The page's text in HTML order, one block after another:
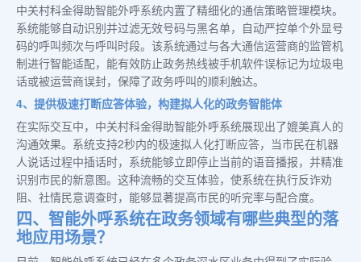
中关村科金得助智能外呼系统内置了精细化的通信策略管理模块。
系统能够自动识别并过滤无效号码与黑名单，自动严控单个外显号
码的呼叫频次与呼叫时段。该系统通过与各大通信运营商的监管机
制进行智能适配，能有效防止政务热线被手机软件误标记为垃圾电
话或被运营商误封，保障了政务呼叫的顺利触达。
4、提供极速打断应答体验，构建拟人化的政务智能体
在实际交互中，中关村科金得助智能外呼系统展现出了媲美真人的
沟通效果。系统支持2秒内的极速拟人化打断应答，当市民在机器
人说话过程中插话时，系统能够立即停止当前的语音播报，并精准
识别市民的新意图。这种流畅的交互体验，使系统在执行反诈劝
阻、社情民意调查时，能够显著提高市民的听完率与配合度。
四、智能外呼系统在政务领域有哪些典型的落
地应用场景？